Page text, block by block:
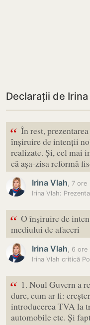
Declarații de Irina
“ În rest,
înșiruire de intenții
realizate. Și, cel mai
că așa-zisa reformă
Irina Vlah, 7 ore
“ O înșiruire de
mediului de afaceri
Irina Vlah, 6 ore
“ 1. Noul Guvern a
dure, cum ar fi:
introducerea TVA la
automobile etc. Și